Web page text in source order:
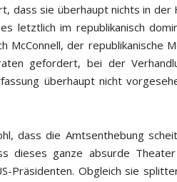
dass sie überhaupt nichts in der
letztlich im republikanisch
McConnell, der republikanische
gefordert, bei der
überhaupt nicht
dass die Amtsenthebung
dieses ganze absurde
Präsidenten. Obgleich sie